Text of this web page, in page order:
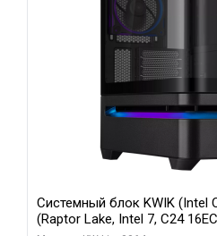
Системный блок KWIK (Intel
(Raptor Lake, Intel 7, C24